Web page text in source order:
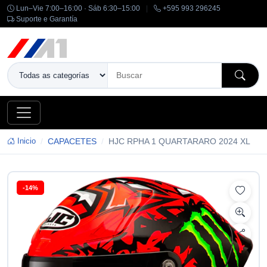
Lun–Vie 7:00–16:00 · Sáb 6:30–15:00
+595 993 296245
Suporte e Garantía
Inicio CAPACETES HJC RPHA 1 QUARTARARO 2024 XL
-14%